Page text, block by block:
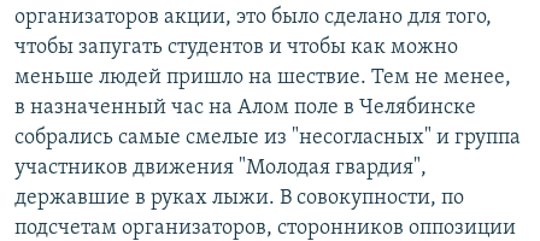
организаторов акции, это было сделано для того,
чтобы запугать студентов и чтобы как можно
меньше людей пришло на шествие. Тем не менее,
в назначенный час на Алом поле в Челябинске
собрались самые смелые из "несогласных" и группа
участников движения "Молодая гвардия",
державшие в руках лыжи. В совокупности, по
подсчетам организаторов, сторонников оппозиции